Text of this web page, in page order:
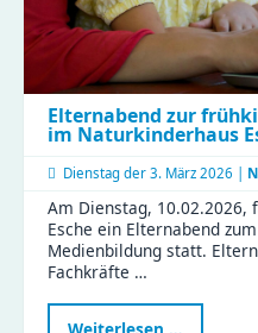
Elternabend zur
im Naturkinderhaus
Dienstag der 3. März 2026 |
Am Dienstag, 10.02.2026,
Esche ein Elternabend
Medienbildung statt.
Fachkräfte …
Weiterlesen …